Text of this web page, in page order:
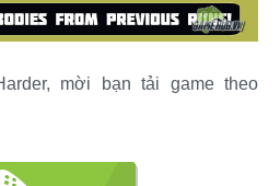
mời bạn tải game theo